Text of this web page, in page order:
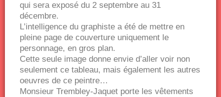
qui sera exposé du 2 septembre au 31
décembre.
L’intelligence du graphiste a été de mettre en
pleine page de couverture uniquement le
personnage, en gros plan.
Cette seule image donne envie d’aller voir non
seulement ce tableau, mais également les autres
oeuvres de ce peintre…
Monsieur Trembley-Jaquet porte les vêtements